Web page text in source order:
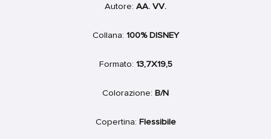
Autore: AA. VV.
Collana: 100% DISNEY
Formato: 13,7X19,5
Colorazione: B/N
Copertina: Flessibile